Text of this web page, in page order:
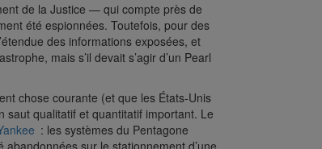
de la Justice — qui compte près de
été espionnées. Toutefois, pour des
des informations exposées, et
mais s’il devait s’agir d’un Pearl
chose courante (et que les États-Unis
saut qualitatif et quantitatif important. Le
: les systèmes du Pentagone
sur le stationnement d’une